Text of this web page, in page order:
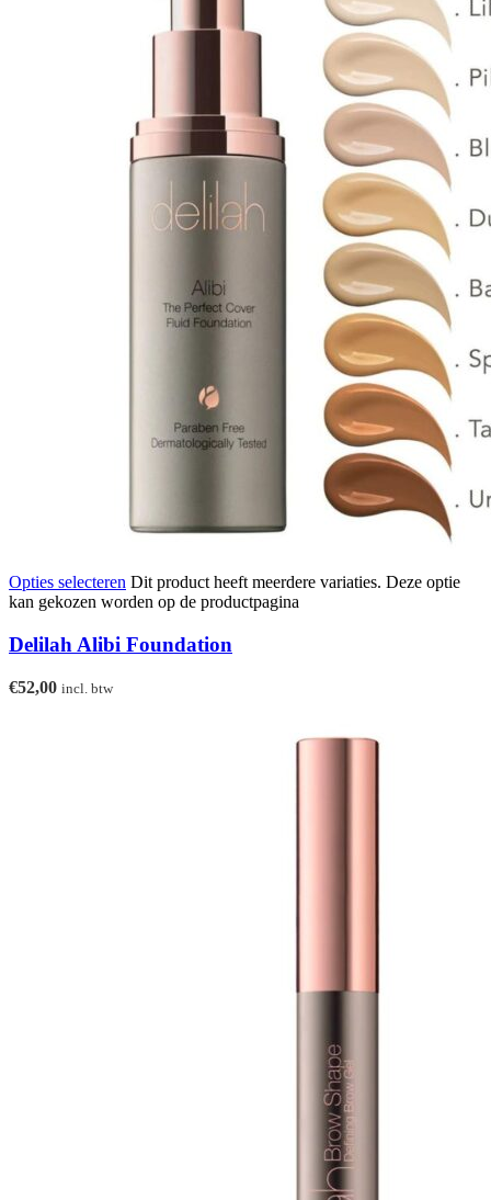
Opties selecteren Dit product heeft meerdere variaties. Deze optie
kan gekozen worden op de productpagina
Delilah Alibi Foundation
€52,00 incl. btw